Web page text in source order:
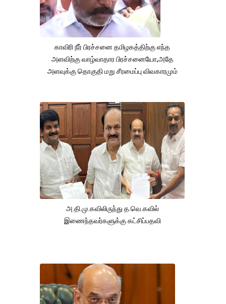
காவிரி நீர் பிரச்சனை தமிழகத்திற்கு எந்த
அளவிற்கு வாழ்வாதார பிரச்சனையோ,அதே
அளவுக்கு தொகுதி மறு சீரமைப்பு விவகாரமும்
அ.தி.மு.கவிலிருந்து த.வெ.கவில்
இணைந்தவர்களுக்கு கட்சிப்பதவி